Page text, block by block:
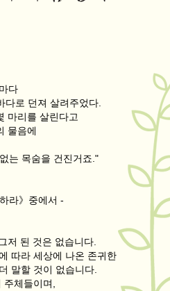
다
다로 던져 살려주었다.
마리를 살린다고
물음에
는 목숨을 건진거죠."
라》중에서 -
저 된 것은 없습니다.
따라 세상에 나온 존귀한
말할 것이 없습니다.
체들이며,